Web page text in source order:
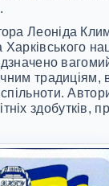
Леоніда
традиціям,
здобутків,